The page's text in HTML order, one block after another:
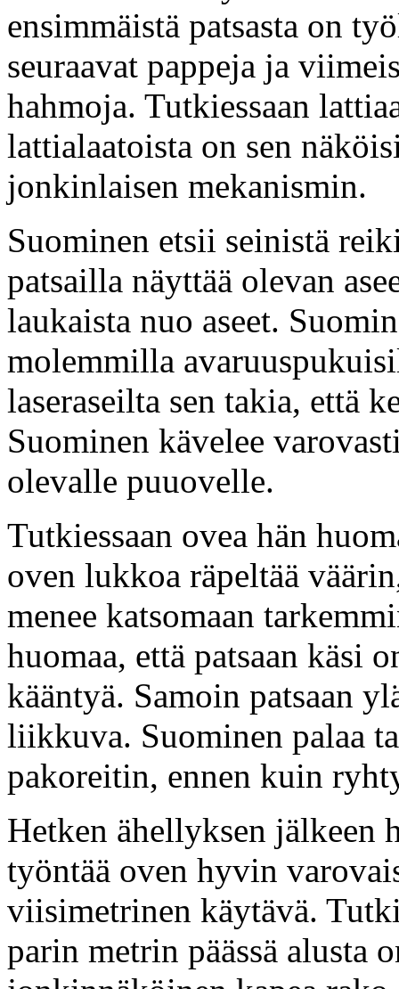
ensimmäistä patsasta on
seuraavat pappeja ja
hahmoja. Tutkiessaan
lattialaatoista on sen
jonkinlaisen mekanismin.
Suominen etsii seinistä
patsailla näyttää olevan
laukaista nuo aseet.
molemmilla
laseraseilta sen takia, että
Suominen kävelee
olevalle puuovelle.
Tutkiessaan ovea hän
oven lukkoa räpeltää
menee katsomaan
huomaa, että patsaan käsi
kääntyä. Samoin patsaan
liikkuva. Suominen palaa
pakoreitin, ennen kuin
Hetken ähellyksen jälkeen
työntää oven hyvin
viisimetrinen käytävä.
parin metrin päässä alusta